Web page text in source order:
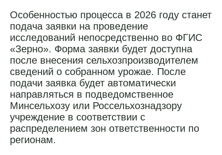
Особенностью процесса в 2026 году станет
подача заявки на проведение
исследований непосредственно во ФГИС
«Зерно». Форма заявки будет доступна
после внесения сельхозпроизводителем
сведений о собранном урожае. После
подачи заявка будет автоматически
направляться в подведомственное
Минсельхозу или Россельхознадзору
учреждение в соответствии с
распределением зон ответственности по
регионам.